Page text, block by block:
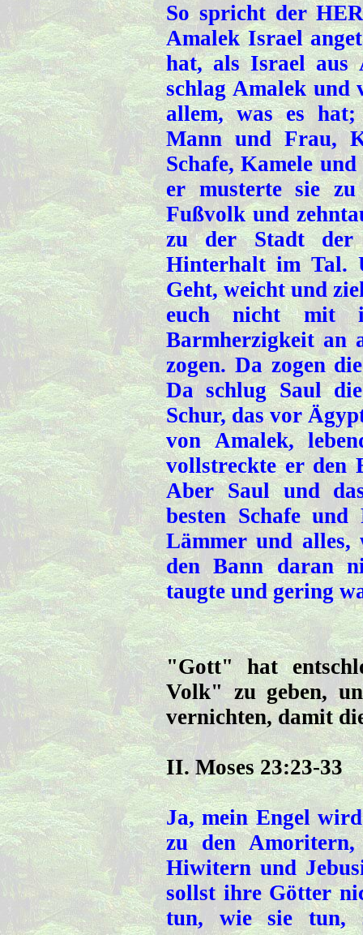
So spricht der
Amalek Israel
hat, als Israel aus
schlag Amalek und
allem, was es
Mann und Frau,
Schafe, Kamele
er musterte sie zu
Fußvolk und
zu der Stadt der
Hinterhalt im Tal.
Geht, weicht und
euch nicht mit
Barmherzigkeit an
zogen. Da zogen
Da schlug Saul
Schur, das vor
von Amalek,
vollstreckte er den
Aber Saul und
besten Schafe
Lämmer und
den Bann daran
taugte und gering
"Gott" hat
Volk" zu geben,
vernichten, damit
II. Moses 23:23-33
Ja, mein Engel
zu den Amoritern,
Hiwitern und
sollst ihre Götter
tun, wie sie tun,